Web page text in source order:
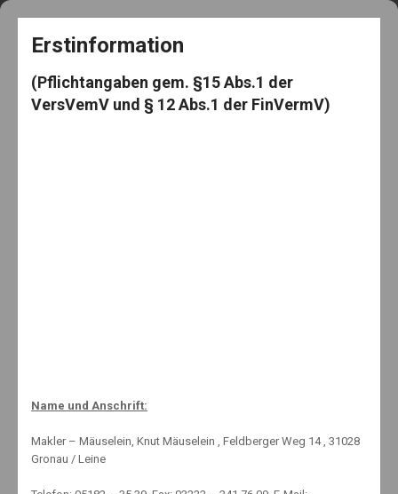
+49 5182 3539 frag@den-knut.de
Makler-Mäuselein
Investments,Nachhaltigkeit
Erstinformation
(Pflichtangaben gem. §15 Abs.1 der
VersVemV und § 12 Abs.1 der FinVermV)
Name und Anschrift:
Makler – Mäuselein, Knut Mäuselein , Feldberger Weg 14 , 31028
Gronau / Leine